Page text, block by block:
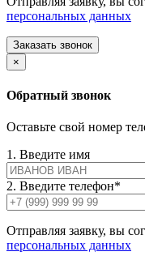
персональных данных
Заказать звонок
×
Обратный звонок
Оставьте свой номер
1. Введите имя
2. Введите телефон*
Отправляя заявку, вы
персональных данных